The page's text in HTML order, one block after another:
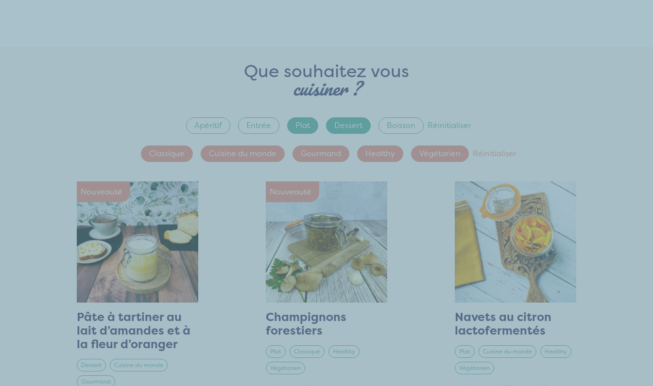
Que souhaitez vous
cuisiner ?
Apéritif Entrée Plat Dessert Boisson Réinitialiser
Classique Cuisine du monde Gourmand Healthy Végétarien Réinitialiser
Nouveauté
Pâte à tartiner au
lait d’amandes et à
la fleur d’oranger
Dessert Cuisine du monde
Gourmand
Nouveauté
Champignons
forestiers
Plat Classique Healthy
Végétarien
Navets au citron
lactofermentés
Plat Cuisine du monde Healthy
Végétarien